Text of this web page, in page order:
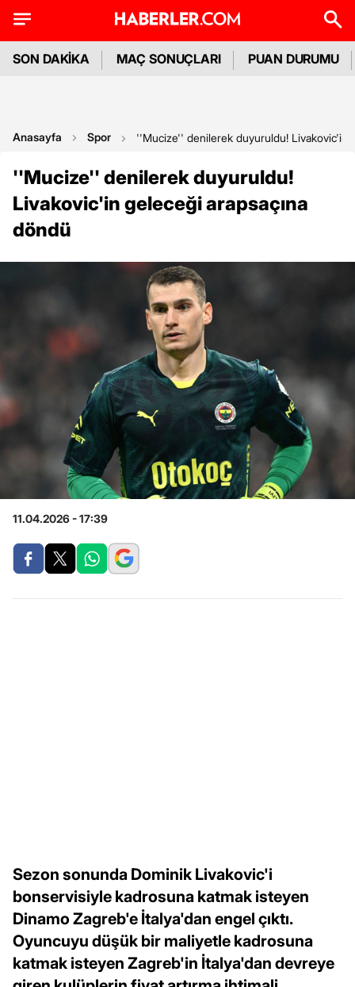
SON DAKİKA MAÇ SONUÇLARI PUAN DURUMU
Anasayfa Spor ''Mucize'' denilerek duyuruldu! Livakovic'in
''Mucize'' denilerek duyuruldu!
Livakovic'in geleceği arapsaçına
döndü
11.04.2026 - 17:39
Sezon sonunda Dominik Livakovic'i
bonservisiyle kadrosuna katmak isteyen
Dinamo Zagreb'e İtalya'dan engel çıktı.
Oyuncuyu düşük bir maliyetle kadrosuna
katmak isteyen Zagreb'in İtalya'dan devreye